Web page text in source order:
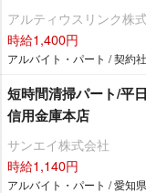
アルティウスリンク株
時給1,400円
アルバイト・パート / 契約
短時間清掃パート/平
信用金庫本店
サンエイ株式会社
時給1,140円
アルバイト・パート / 愛知県